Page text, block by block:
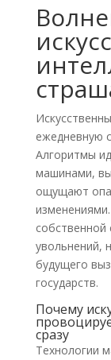
ежедневную
Алгоритмы
машинами,
ощущают
собственной
увольнений,
будущего
государств.
Почему
сразу
Технологии